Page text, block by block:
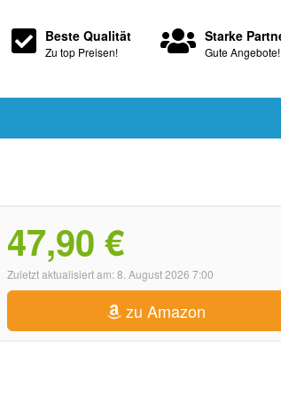
Beste Qualität
Zu top Preisen!
Starke
Gute Angebote!
47,90 €
Zuletzt aktualisiert am: 8. August 2026 7:00
zu Amazon